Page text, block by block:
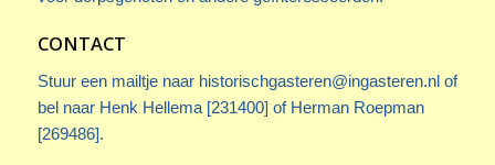
CONTACT
Stuur een mailtje naar historischgasteren@ingasteren.nlof
bel naar Henk Hellema [231400] of Herman Roepman
[269486].